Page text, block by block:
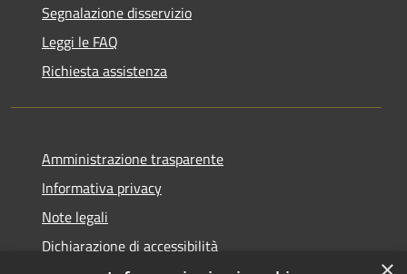
Segnalazione disservizio
Leggi le FAQ
Richiesta assistenza
Amministrazione trasparente
Informativa privacy
Note legali
Dichiarazione di accessibilità